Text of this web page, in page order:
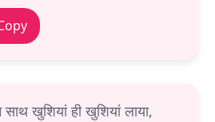
खुशियां ही खुशियां लाया,